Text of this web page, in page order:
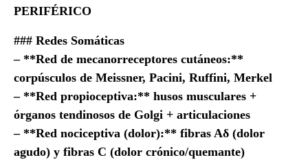
PERIFÉRICO
### Redes Somáticas
– **Red de mecanorreceptores cutáneos:**
corpúsculos de Meissner, Pacini, Ruffini, Merkel
– **Red propioceptiva:** husos musculares +
órganos tendinosos de Golgi + articulaciones
– **Red nociceptiva (dolor):** fibras Aδ (dolor
agudo) y fibras C (dolor crónico/quemante)